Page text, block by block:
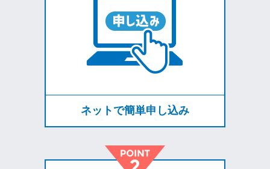
ネットで簡単申し込み